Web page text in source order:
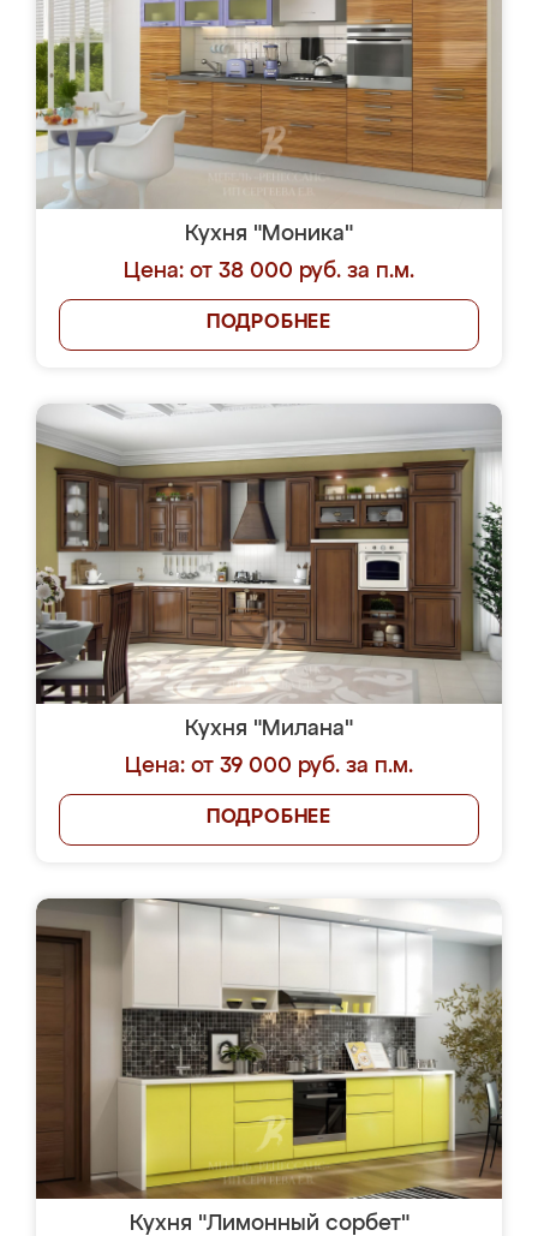
Кухня "Моника"
Цена: от 38 000 руб. за п.м.
ПОДРОБНЕЕ
Кухня "Милана"
Цена: от 39 000 руб. за п.м.
ПОДРОБНЕЕ
Кухня "Лимонный сорбет"